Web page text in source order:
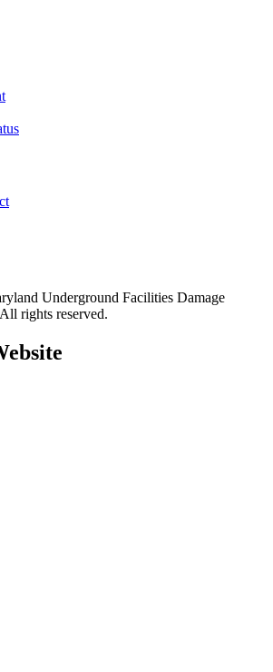
Underground Facilities Damage
rights reserved.